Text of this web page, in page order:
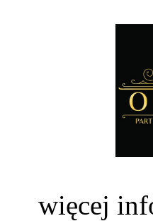
więcej